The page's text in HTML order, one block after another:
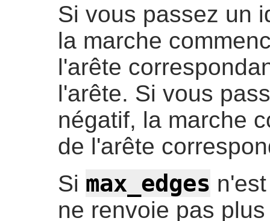
Si vous passez un
la marche
l'arête
l'arête. Si vous
négatif, la marche
de l'arête
Si max_edges
ne renvoie pas